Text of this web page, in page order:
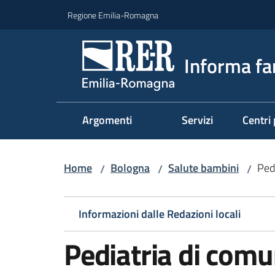
Regione Emilia-Romagna
Informa
Argomenti Servizi Centri
Home / Bologna / Salute bambini /
Informazioni dalle Redazioni locali
Pediatria di